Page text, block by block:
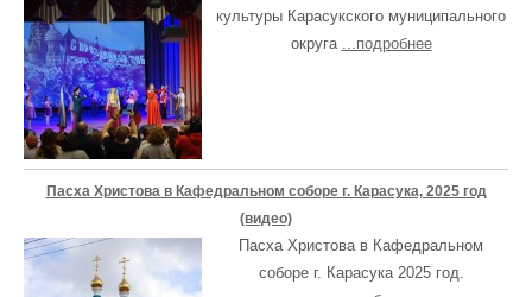
культуры Карасукского муниципального
округа ...подробнее
Пасха Христова в Кафедральном соборе г. Карасука, 2025 год
(видео)
Пасха Христова в Кафедральном
соборе г. Карасука 2025 год.